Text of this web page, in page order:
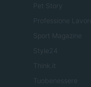
Pet Story
Professione Lavoro
Sport Magazine
Style24
Think.it
Tuobenessere